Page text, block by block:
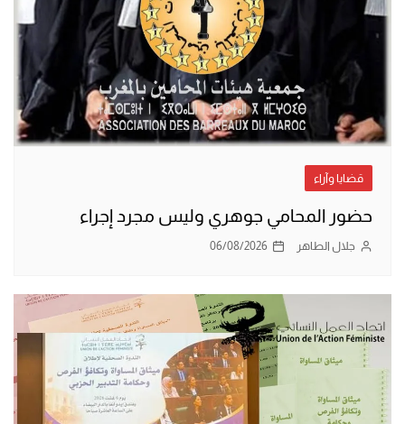
قضايا وآراء
حضور المحامي جوهري وليس مجرد إجراء
جلال الطاهر 06/08/2026